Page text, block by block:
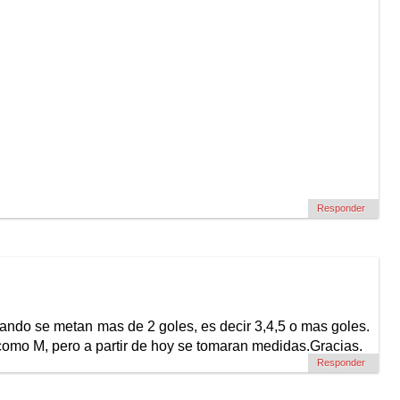
Responder
se metan mas de 2 goles, es decir 3,4,5 o mas goles.
M, pero a partir de hoy se tomaran medidas.Gracias.
Responder